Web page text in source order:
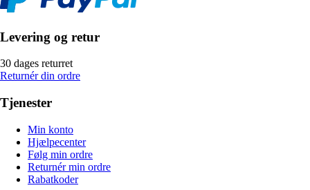
Levering og retur
30 dages returret
Returnér din ordre
Tjenester
Min konto
Hjælpecenter
Følg min ordre
Returnér min ordre
Rabatkoder